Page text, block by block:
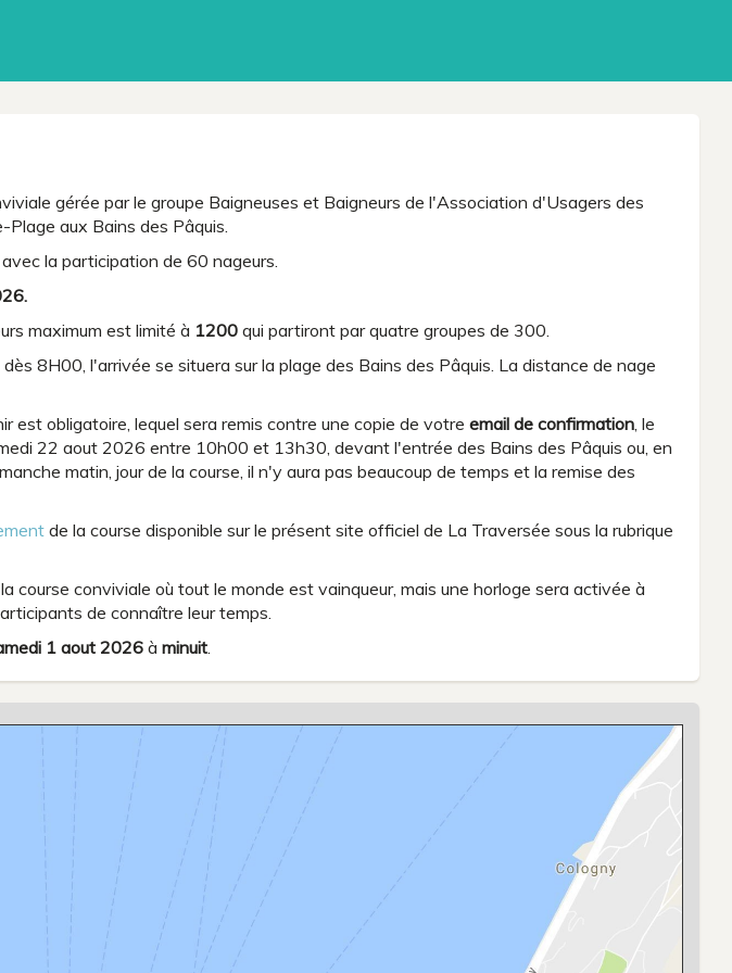
gérée par le groupe Baigneuses et Baigneurs de l'Association d'Usagers des
Plage aux Bains des Pâquis.
la participation de 60 nageurs.
maximum est limité à 1200 qui partiront par quatre groupes de 300.
8H00, l'arrivée se situera sur la plage des Bains des Pâquis. La distance de nage
est obligatoire, lequel sera remis contre une copie de votre email de confirmation, le
22 aout 2026 entre 10h00 et 13h30, devant l'entrée des Bains des Pâquis ou, en
matin, jour de la course, il n'y aura pas beaucoup de temps et la remise des
de la course disponible sur le présent site officiel de La Traversée sous la rubrique
course conviviale où tout le monde est vainqueur, mais une horloge sera activée à
de connaître leur temps.
1 aout 2026 à minuit.